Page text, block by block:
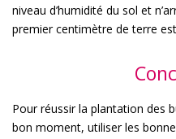
niveau d’humidité du sol et
premier centimètre de terre
Pour réussir la plantation des
bon moment, utiliser les